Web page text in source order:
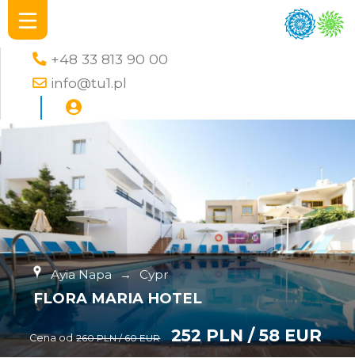
+48 33 813 90 00
info@tu1.pl
Ayia Napa → Cypr
FLORA MARIA HOTEL
Cena od 260 PLN / 60 EUR 252 PLN / 58 EUR